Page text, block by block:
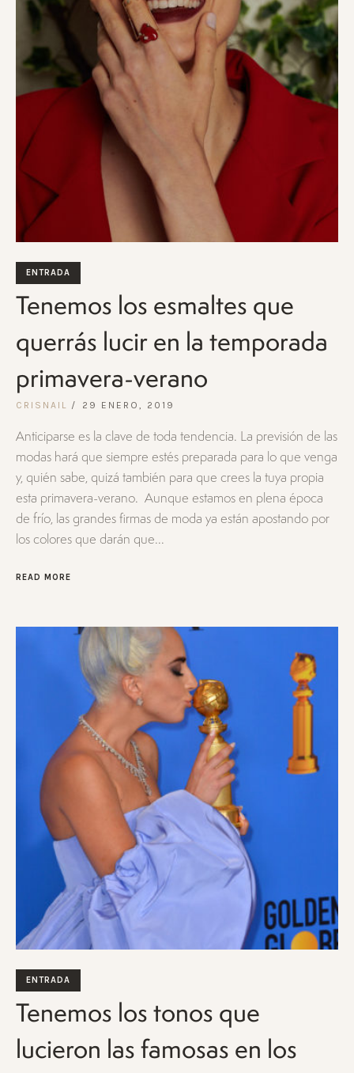
ENTRADA
Tenemos los esmaltes que
querrás lucir en la temporada
primavera-verano
CRISNAIL 29 ENERO, 2019
Anticiparse es la clave de toda tendencia. La previsión de las
modas hará que siempre estés preparada para lo que venga
y, quién sabe, quizá también para que crees la tuya propia
esta primavera-verano. Aunque estamos en plena época
de frío, las grandes firmas de moda ya están apostando por
los colores que darán que...
READ MORE
ENTRADA
Tenemos los tonos que
lucieron las famosas en los